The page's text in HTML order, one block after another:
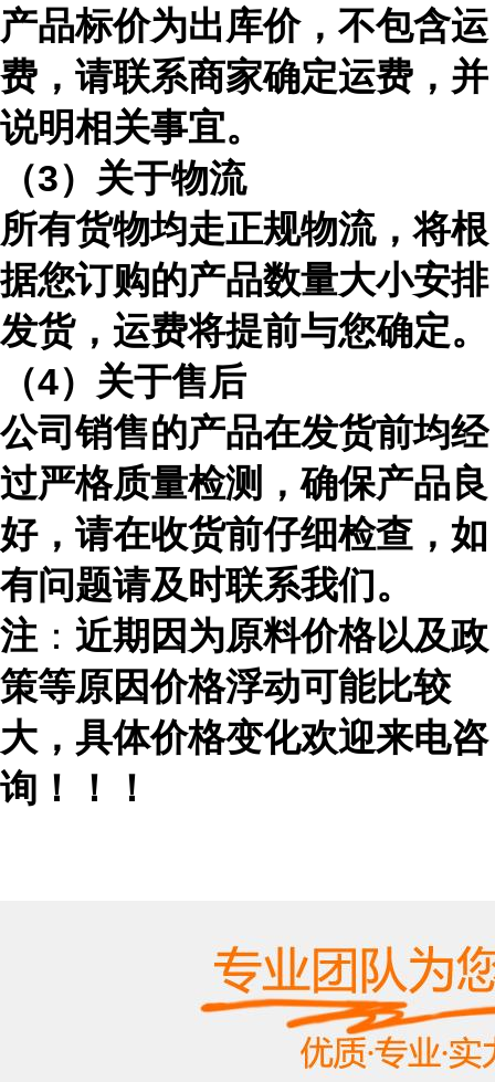
产品标价为出库价，不包含运
费，请联系商家确定运费，并
说明相关事宜。
（3）关于物流
所有货物均走正规物流，将根
据您订购的产品数量大小安排
发货，运费将提前与您确定。
（4）关于售后
公司销售的产品在发货前均经
过严格质量检测，确保产品良
好，请在收货前仔细检查，如
有问题请及时联系我们。
注 ： 近期因为原料价格以及政
策等原因价格浮动可能比较
大，具体价格变化欢迎来电咨
询！！！